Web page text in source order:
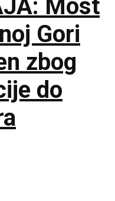
Most
Gori
zbog
do